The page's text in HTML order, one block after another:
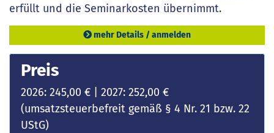
erfüllt und die Seminarkosten übernimmt.
mehr Details / anmelden
Preis
2026: 245,00 € | 2027: 252,00 €
(umsatzsteuerbefreit gemäß § 4 Nr. 21 bzw. 22
UStG)